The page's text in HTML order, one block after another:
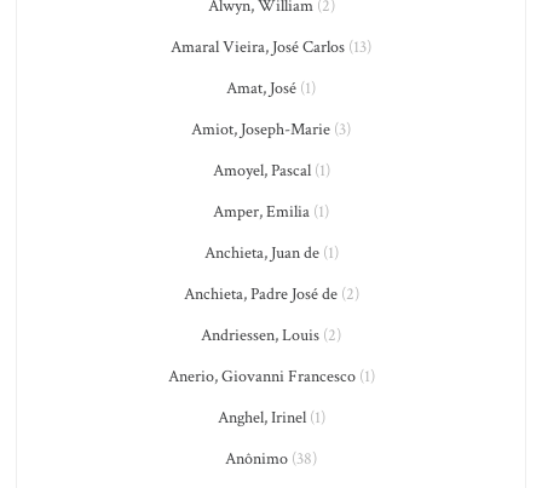
Alwyn, William(2)
Amaral Vieira, José Carlos (13)
Amat, José (1)
Amiot, Joseph-Marie (3)
Amoyel, Pascal(1)
Amper, Emilia (1)
Anchieta, Juan de(1)
Anchieta, Padre José de(2)
Andriessen, Louis (2)
Anerio, Giovanni Francesco(1)
Anghel, Irinel(1)
Anônimo (38)